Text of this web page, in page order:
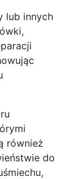
lub innych
również
do